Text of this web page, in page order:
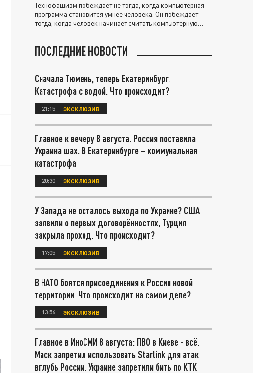
Технофашизм побеждает не тогда, когда компьютерная
программа становится умнее человека. Он побеждает
тогда, когда человек начинает считать компьютерную
ПОСЛЕДНИЕ НОВОСТИ
Сначала Тюмень, теперь Екатеринбург.
Катастрофа с водой. Что происходит?
21:15 ЭКСКЛЮЗИВ
Главное к вечеру 8 августа. Россия поставила
Украина шах. В Екатеринбурге – коммунальная
катастрофа
20:30 ЭКСКЛЮЗИВ
У Запада не осталось выхода по Украине? США
заявили о первых договорённостях, Турция
закрыла проход. Что происходит?
17:05 ЭКСКЛЮЗИВ
В НАТО боятся присоединения к России новой
территории. Что происходит на самом деле?
13:56 ЭКСКЛЮЗИВ
Главное в ИноСМИ 8 августа: ПВО в Киеве - всё.
Маск запретил использовать Starlink для атак
вглубь России. Украине запретили бить по КТК